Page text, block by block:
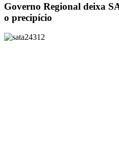
Governo Regional deixa
o precipício